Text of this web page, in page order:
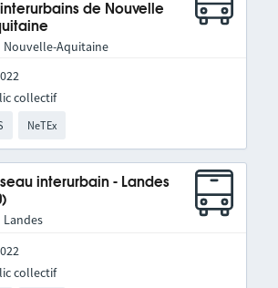
de Nouvelle
Nouvelle-Aquitaine
NeTEx
collectif
interurbain - Landes
Landes
collectif